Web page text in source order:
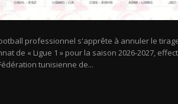
professionnel s'apprête à annuler le
de « Ligue 1 » pour la saison 2026-2027,
tunisienne de...